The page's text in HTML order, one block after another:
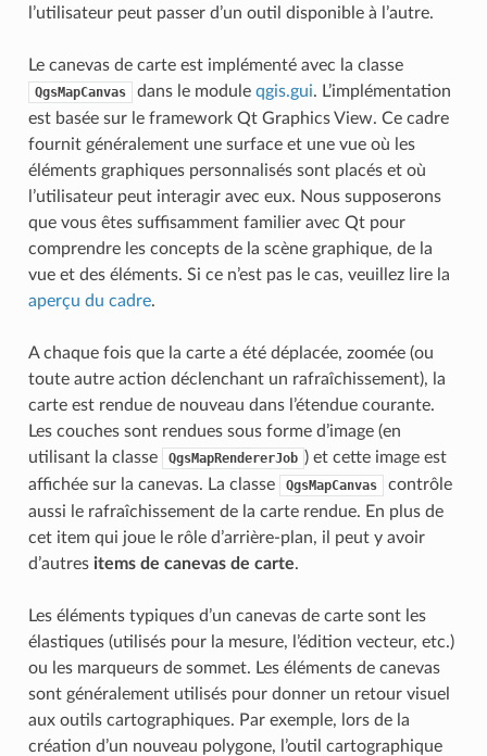
l’utilisateur peut passer d’un outil disponible à l’autre.
Le canevas de carte est implémenté avec la classe
QgsMapCanvas dans le module qgis.gui. L’implémentation
est basée sur le framework Qt Graphics View. Ce cadre
fournit généralement une surface et une vue où les
éléments graphiques personnalisés sont placés et où
l’utilisateur peut interagir avec eux. Nous supposerons
que vous êtes suffisamment familier avec Qt pour
comprendre les concepts de la scène graphique, de la
vue et des éléments. Si ce n’est pas le cas, veuillez lire la
aperçu du cadre.
A chaque fois que la carte a été déplacée, zoomée (ou
toute autre action déclenchant un rafraîchissement), la
carte est rendue de nouveau dans l’étendue courante.
Les couches sont rendues sous forme d’image (en
utilisant la classe
QgsMapRendererJob ) et cette image est
affichée sur la canevas. La classe
QgsMapCanvas
contrôle
aussi le rafraîchissement de la carte rendue. En plus de
cet item qui joue le rôle d’arrière-plan, il peut y avoir
d’autres items de canevas de carte.
Les éléments typiques d’un canevas de carte sont les
élastiques (utilisés pour la mesure, l’édition vecteur, etc.)
ou les marqueurs de sommet. Les éléments de canevas
sont généralement utilisés pour donner un retour visuel
aux outils cartographiques. Par exemple, lors de la
création d’un nouveau polygone, l’outil cartographique